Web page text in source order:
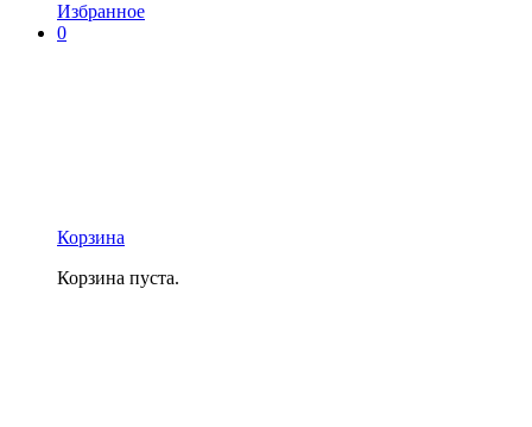
Избранное
0
Корзина
Корзина пуста.